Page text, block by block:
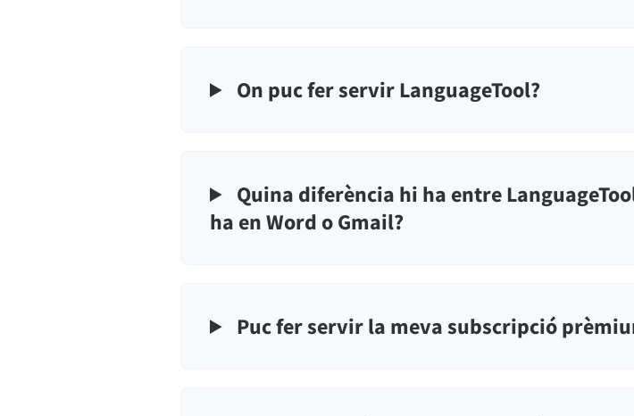
On puc fer servir LanguageTool?
Quina diferència hi ha entre
ha en Word o Gmail?
Puc fer servir la meva subscripció